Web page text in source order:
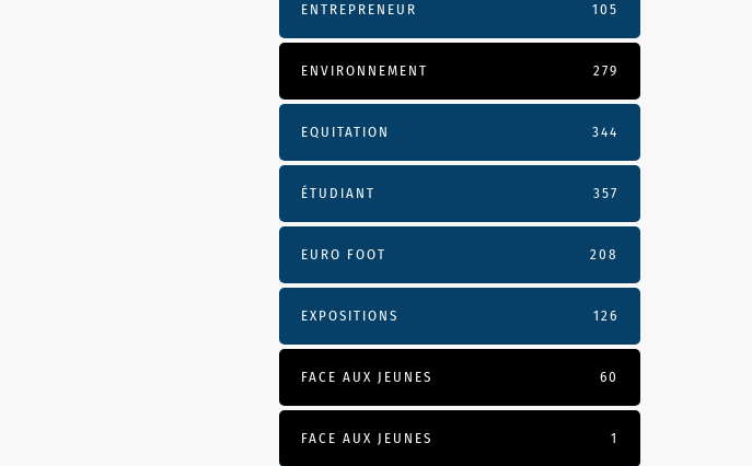
ENTREPRENEUR 105
ENVIRONNEMENT 279
EQUITATION 344
ÉTUDIANT 357
EURO FOOT 208
EXPOSITIONS 126
FACE AUX JEUNES 60
FACE AUX JEUNES 1